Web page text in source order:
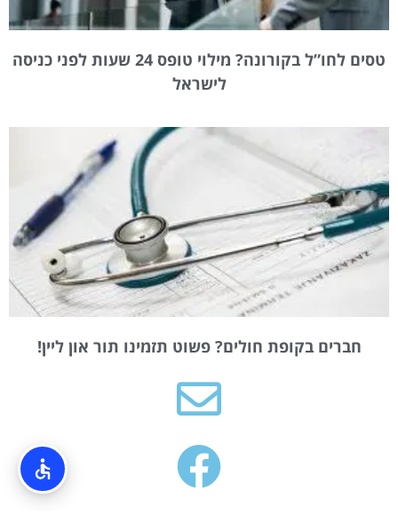
טסים לחו”ל בקורונה? מילוי טופס 24 שעות לפני כניסה
לישראל
חברים בקופת חולים? פשוט תזמינו תור און ליין!